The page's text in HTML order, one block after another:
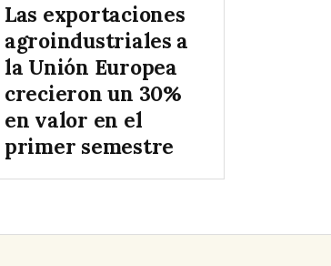
Las exportaciones
agroindustriales a
la Unión Europea
crecieron un 30%
en valor en el
primer semestre